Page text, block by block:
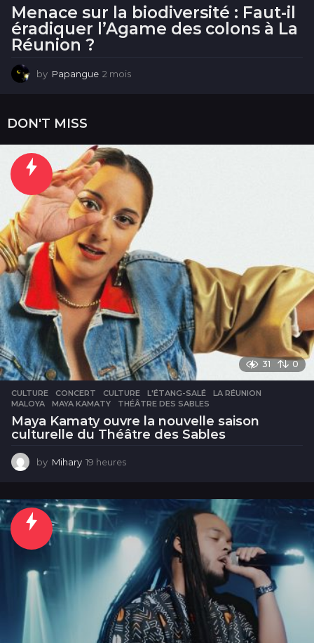
Menace sur la biodiversité : Faut-il
éradiquer l’Agame des colons à La
Réunion ?
by Papangue 2 mois
DON'T MISS
31 0
CULTURE CONCERT ,CULTURE ,L'ÉTANG-SALÉ ,LA RÉUNION
MALOYA
,MAYA KAMATY ,THÉÂTRE DES SABLES
Maya Kamaty ouvre la nouvelle saison
culturelle du Théâtre des Sables
by Mihary 19 heures
e
r